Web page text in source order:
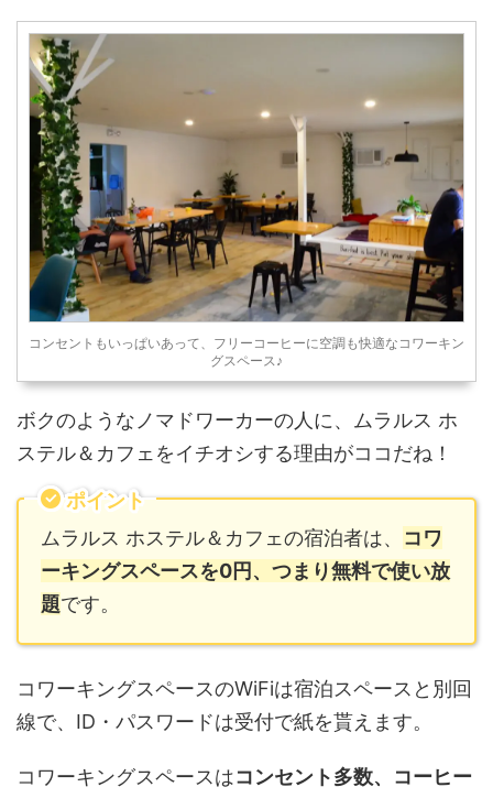
コンセントもいっぱいあって、フリーコーヒーに空調も快適なコワーキン
グスペース♪
ボクのようなノマドワーカーの人に、ムラルス ホ
ステル＆カフェをイチオシする理由がココだね！
ポイント
ムラルス ホステル＆カフェの宿泊者は、 コワ
ーキングスペースを0円、つまり無料で使い放
題です。
コワーキングスペースのWiFiは宿泊スペースと別回
線で、ID・パスワードは受付で紙を貰えます。
コワーキングスペースはコンセント多数、コーヒー